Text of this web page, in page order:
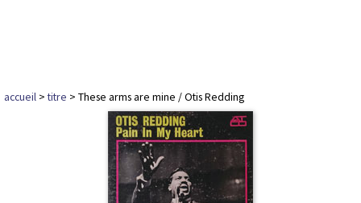
accueil >titre > These arms are mine / Otis Redding